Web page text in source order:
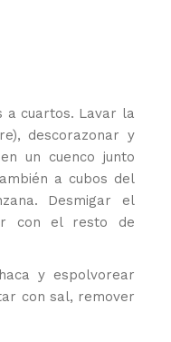
a cuartos. Lavar la
descorazonar y
un cuenco junto
a cubos del
Desmigar el
con el resto de
y espolvorear
con sal, remover